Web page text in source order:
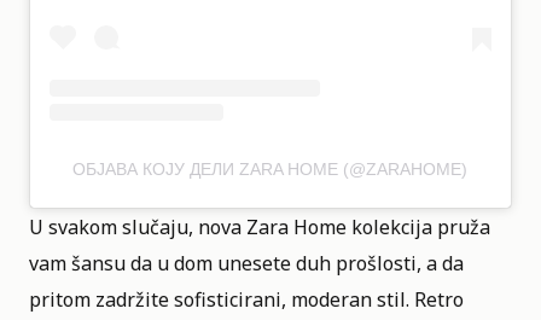
ОБЈАВА КОЈУ ДЕЛИ ZARA HOME (@ZARAHOME)
U svakom slučaju, nova Zara Home kolekcija pruža
vam šansu da u dom unesete duh prošlosti, a da
pritom zadržite sofisticirani, moderan stil. Retro